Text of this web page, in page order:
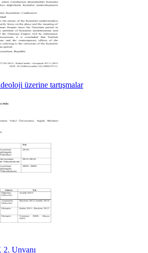
üzerine tartışmalar
Unvanı